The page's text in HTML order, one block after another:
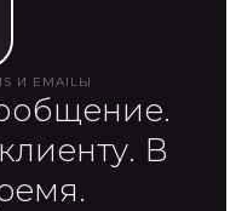
И EMAILЫ
В